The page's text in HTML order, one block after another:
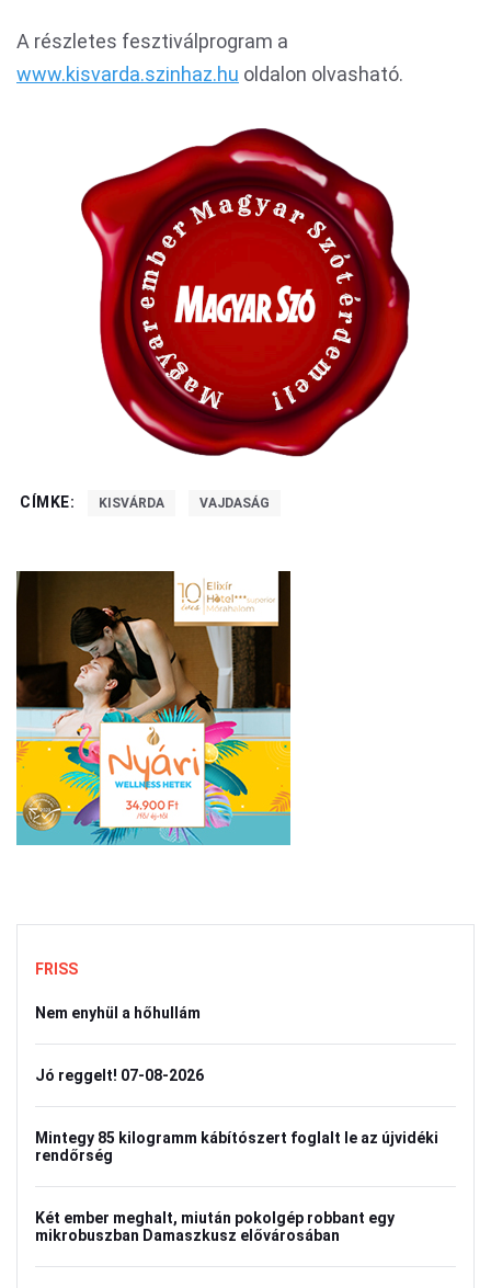
A részletes fesztiválprogram a
www.kisvarda.szinhaz.hu oldalon olvasható.
CÍMKE: KISVÁRDA VAJDASÁG
FRISS
Nem enyhül a hőhullám
Jó reggelt! 07-08-2026
Mintegy 85 kilogramm kábítószert foglalt le az újvidéki
rendőrség
Két ember meghalt, miután pokolgép robbant egy
mikrobuszban Damaszkusz elővárosában